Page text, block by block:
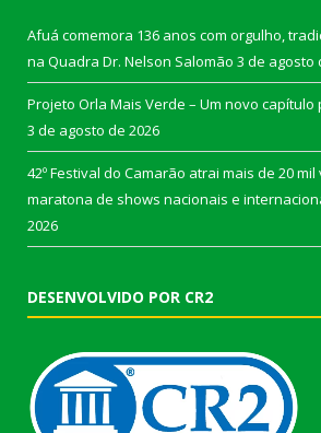
Afuá comemora 136 anos com orgulho,
na Quadra Dr. Nelson Salomão 3 de agosto
Projeto Orla Mais Verde – Um novo
3 de agosto de 2026
42º Festival do Camarão atrai mais de 20
maratona de shows nacionais e
2026
DESENVOLVIDO POR CR2